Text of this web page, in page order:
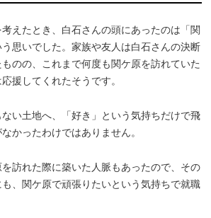
えたとき、白石さんの頭にあったのは「関
思いでした。家族や友人は白石さんの決断
のの、これまで何度も関ケ原を訪れていた
援してくれたそうです。
い土地へ、「好き」という気持ちだけで飛
かったわけではありません。
を訪れた際に築いた人脈もあったので、その
、関ケ原で頑張りたいという気持ちで就職